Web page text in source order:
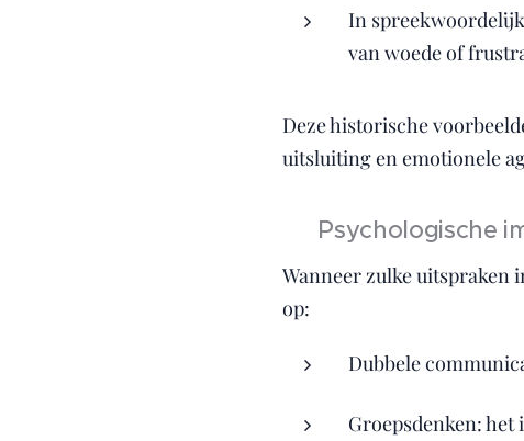
In
van woede of
Deze historische
uitsluiting en emotionele
🧠 Psychologische
Wanneer zulke uitspraken
op:
Dubbele
Groepsdenken: